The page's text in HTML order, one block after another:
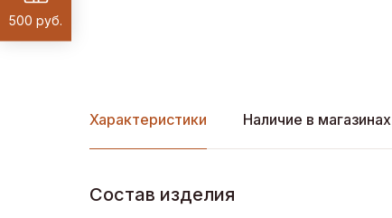
Характеристики Наличие в магазинах
Состав изделия
500 руб.